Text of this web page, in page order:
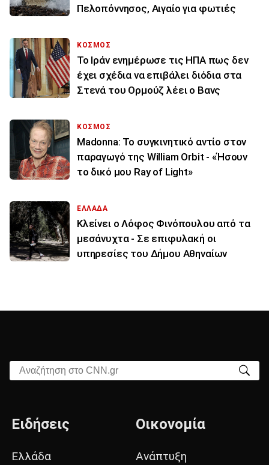
Πελοπόννησος, Αιγαίο για φωτιές
ΚΟΣΜΟΣ
To Ιράν ενημέρωσε τις ΗΠΑ πως δεν
έχει σχέδια να επιβάλει διόδια στα
Στενά του Ορμούζ λέει ο Βανς
ΚΟΣΜΟΣ
Madonna: Το συγκινητικό αντίο στον
παραγωγό της William Orbit - «Ήσουν
το δικό μου Ray of Light»
ΕΛΛΑΔΑ
Κλείνει ο Λόφος Φινόπουλου από τα
μεσάνυχτα - Σε επιφυλακή οι
υπηρεσίες του Δήμου Αθηναίων
Αναζήτηση στο CNN.gr
Ειδήσεις
Ελλάδα
Οικονομία
Ανάπτυξη